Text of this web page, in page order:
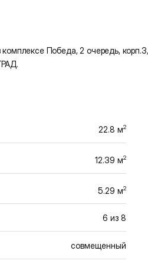
Победа, 2 очередь,
22.8 м2
12.39 м2
5.29 м2
6 из 8
совмещенный